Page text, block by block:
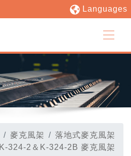
Languages
麥克風架
落地式麥克風架
K-324-2＆K-324-2B 麥克風架